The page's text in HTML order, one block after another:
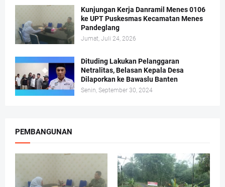
Kunjungan Kerja Danramil Menes 0106
ke UPT Puskesmas Kecamatan Menes
Pandeglang
Jumat, Juli 24, 2026
Dituding Lakukan Pelanggaran
Netralitas, Belasan Kepala Desa
Dilaporkan ke Bawaslu Banten
Senin, September 30, 2024
PEMBANGUNAN